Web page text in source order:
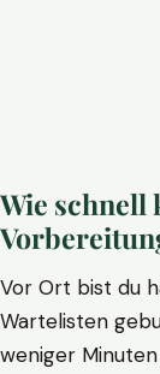
Wie schnell
Vor Ort bist du
Wartelisten
weniger